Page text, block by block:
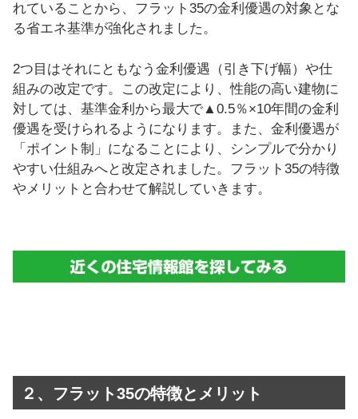
れていることから、フラット35の金利優遇の対象とな
る省エネ基準が強化されました。
2つ目はそれにともなう金利優遇（引き下げ幅）や仕
組みの改定です。この改定により、性能の高い建物に
対しては、基準金利から最大で▲0.5％×10年間の金利
優遇を受けられるようになります。また、金利優遇が
「ポイント制」になることにより、シンプルで分かり
やすい仕組みへと改定されました。フラット35の特徴
やメリットと合わせて解説していきます。
２、フラット35の特徴とメリット